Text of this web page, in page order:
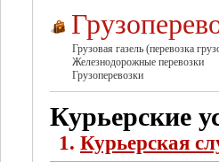
Грузовая газель (перевозка
Железнодорожные перевозки
Грузоперевозки
Курьерские
1. Курьерская